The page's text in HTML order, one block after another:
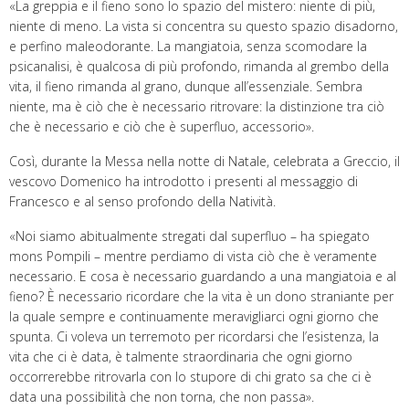
«La greppia e il fieno sono lo spazio del mistero: niente di più,
niente di meno. La vista si concentra su questo spazio disadorno,
e perfino maleodorante. La mangiatoia, senza scomodare la
psicanalisi, è qualcosa di più profondo, rimanda al grembo della
vita, il fieno rimanda al grano, dunque all’essenziale. Sembra
niente, ma è ciò che è necessario ritrovare: la distinzione tra ciò
che è necessario e ciò che è superfluo, accessorio».
Così, durante la Messa nella notte di Natale, celebrata a Greccio, il
vescovo Domenico ha introdotto i presenti al messaggio di
Francesco e al senso profondo della Natività.
«Noi siamo abitualmente stregati dal superfluo – ha spiegato
mons Pompili – mentre perdiamo di vista ciò che è veramente
necessario. E cosa è necessario guardando a una mangiatoia e al
fieno? È necessario ricordare che la vita è un dono straniante per
la quale sempre e continuamente meravigliarci ogni giorno che
spunta. Ci voleva un terremoto per ricordarsi che l’esistenza, la
vita che ci è data, è talmente straordinaria che ogni giorno
occorrerebbe ritrovarla con lo stupore di chi grato sa che ci è
data una possibilità che non torna, che non passa».